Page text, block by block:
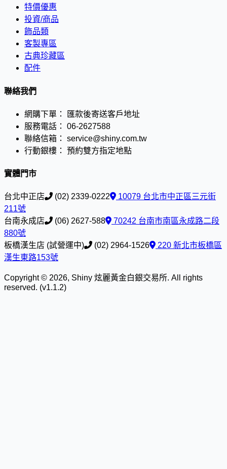
特價優惠
投資/商品
飾品類
客製專區
古典珍藏區
配件
聯絡我們
網購下單：
匯款後寄送客戶地址
服務電話： 06-2627588
聯絡信箱： service@shiny.com.tw
行動銀樓： 預約雙方指定地點
實體門市
台北中正店 (02) 2339-0222
10079 台北市中正區三元街
211號
台南永成店
(06) 2627-588
70242 台南市南區永成路二段
880號
板橋漢生店 (試營運中)
(02) 2964-1526
220 新北市板橋區
漢生東路153號
Copyright © 2026, Shiny 炫麗黃金白銀交易所. All rights
reserved. (v1.1.2)